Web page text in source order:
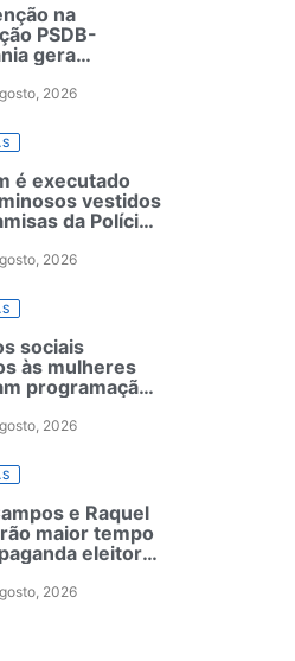
na
PSDB-
gera
candidatura
2026
é executado
vestidos
da Polícia
2026
sociais
às mulheres
programação
(8) 2026
e Raquel
maior tempo
eleitoral
2026